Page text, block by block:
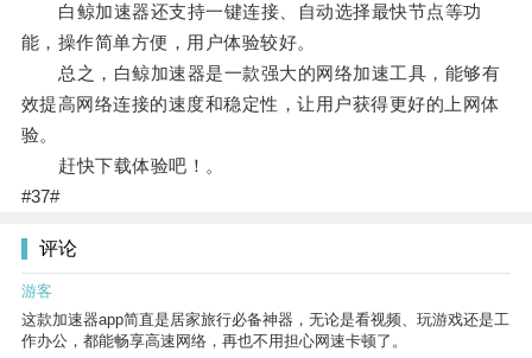
白鲸加速器还支持一键连接、自动选择最快节点等功
能，操作简单方便，用户体验较好。
总之，白鲸加速器是一款强大的网络加速工具，能够有
效提高网络连接的速度和稳定性，让用户获得更好的上网体
验。
赶快下载体验吧！。
#37#
评论
游客
这款加速器app简直是居家旅行必备神器，无论是看视频、玩游戏还是工
作办公，都能畅享高速网络，再也不用担心网速卡顿了。